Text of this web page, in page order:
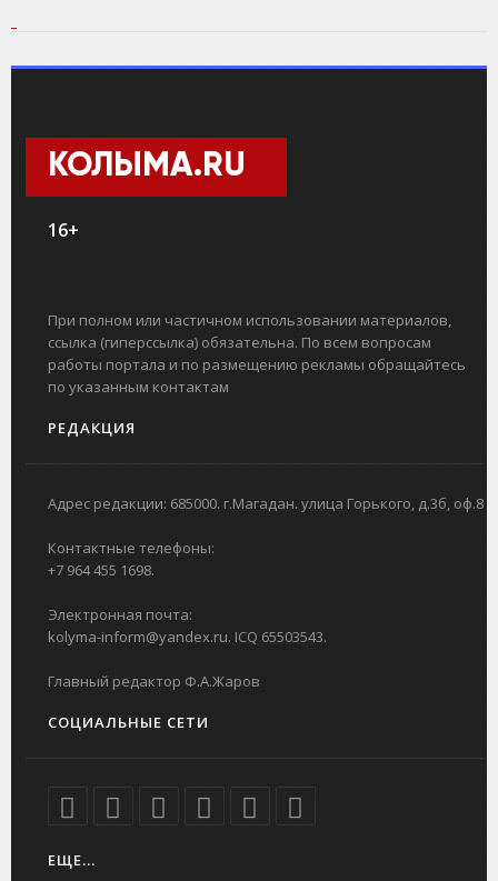
КОЛЫМА.RU
16+
При полном или частичном использовании материалов,
ссылка (гиперссылка) обязательна. По всем вопросам
работы портала и по размещению рекламы обращайтесь
по указанным контактам
РЕДАКЦИЯ
Адрес редакции: 685000. г.Магадан. улица Горького, д.3б, оф.8
Контактные телефоны:
+7 964 455 1698.
Электронная почта:
kolyma-inform@yandex.ru. ICQ 65503543.
Главный редактор Ф.А.Жаров
СОЦИАЛЬНЫЕ СЕТИ
ЕЩЕ...